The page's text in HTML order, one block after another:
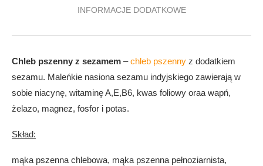
INFORMACJE DODATKOWE
Chleb pszenny z sezamem –chleb pszenny z dodatkiem
sezamu. Maleńkie nasiona sezamu indyjskiego zawierają w
sobie niacynę, witaminę A,E,B6, kwas foliowy oraa wapń,
żelazo, magnez, fosfor i potas.
Skład:
mąka pszenna chlebowa, mąka pszenna pełnoziarnista,